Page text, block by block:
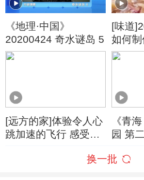
《地理·中国》
20200424 奇水谜岛 5
[味道
如何
玻璃
[远方的家]体验令人心
跳加速的飞行 感受高
《青
园 第
了“迁
换一批